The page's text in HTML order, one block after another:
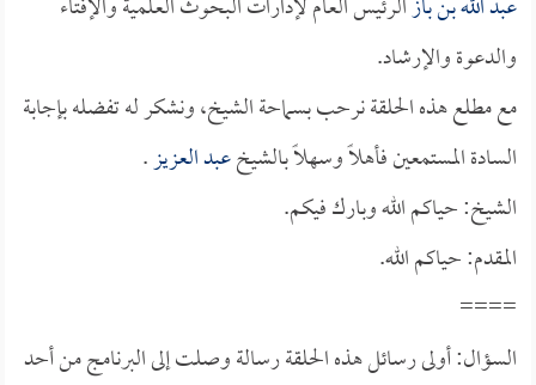
والدعوة والإرشاد.
مع مطلع هذه الحلقة نرحب بسماحة الشيخ، ونشكر له تفضله بإجابة
السادة المستمعين فأهلاً وسهلاً بالشيخعبد العزيز.
الشيخ: حياكم الله وبارك فيكم.
المقدم: حياكم الله.
====
السؤال: أولى رسائل هذه الحلقة رسالة وصلت إلى البرنامج من أحد